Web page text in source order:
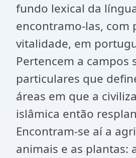
fundo lexical da
encontramo-las, com
vitalidade, em
Pertencem a campos
particulares que
áreas em que a
islâmica então
Encontram-se aí a
animais e as plantas: